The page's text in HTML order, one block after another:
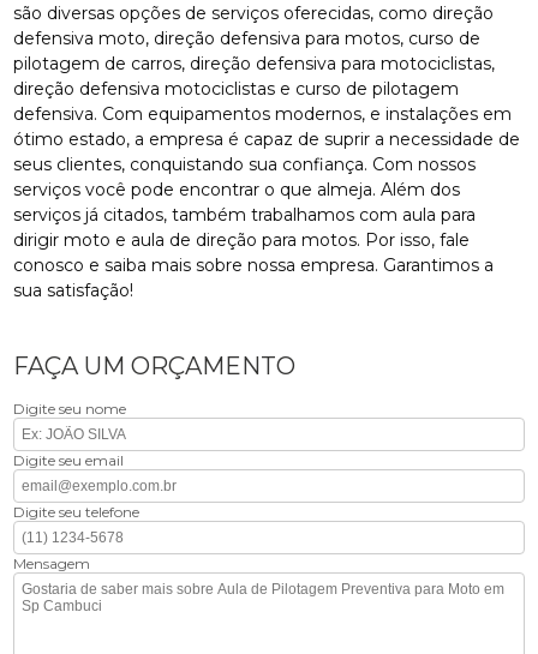
são diversas opções de serviços oferecidas, como direção
defensiva moto, direção defensiva para motos, curso de
pilotagem de carros, direção defensiva para motociclistas,
direção defensiva motociclistas e curso de pilotagem
defensiva. Com equipamentos modernos, e instalações em
ótimo estado, a empresa é capaz de suprir a necessidade de
seus clientes, conquistando sua confiança. Com nossos
serviços você pode encontrar o que almeja. Além dos
serviços já citados, também trabalhamos com aula para
dirigir moto e aula de direção para motos. Por isso, fale
conosco e saiba mais sobre nossa empresa. Garantimos a
sua satisfação!
FAÇA UM ORÇAMENTO
Digite seu nome
Digite seu email
Digite seu telefone
Mensagem